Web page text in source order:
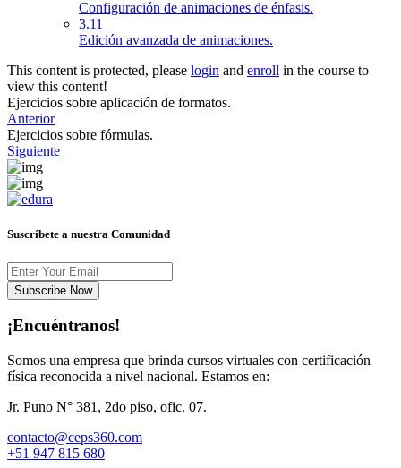
Configuración de animaciones de énfasis.
3.11
Edición avanzada de animaciones.
This content is protected, please login and enroll in the course to
view this content!
Ejercicios sobre aplicación de formatos.
Anterior
Ejercicios sobre fórmulas.
Siguiente
Suscríbete a nuestra Comunidad
Subscribe Now
¡Encuéntranos!
Somos una empresa que brinda cursos virtuales con certificación
física reconocida a nivel nacional. Estamos en:
Jr. Puno N° 381, 2do piso, ofic. 07.
contacto@ceps360.com
+51 947 815 680